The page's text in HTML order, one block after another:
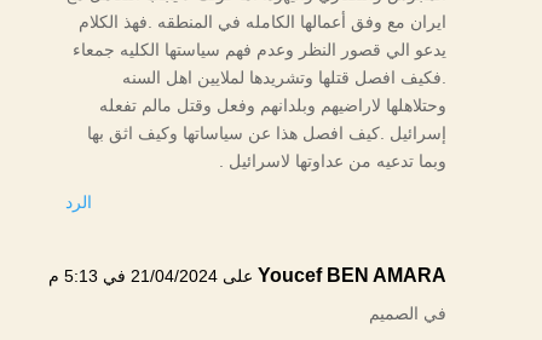
ايران مع وفق أعمالها الكامله في المنطقه .فهذ الكلام
يدعو الي قصور النظر وعدم فهم سياستها الكليه جمعاء
.فكيف افصل قتلها وتشريدها لملايين اهل السنه
وحتلاهلها لاراضيهم وبلدانهم وفعل وقتل مالم تفعله
إسرائيل .كيف افصل هذا عن سياساتها وكيف اثق بها
وبما تدعيه من عداوتها لاسرائيل .
الرد
Youcef BEN AMARA على 21/04/2024 في 5:13 م
في الصميم